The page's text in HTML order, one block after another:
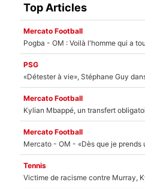
Top Articles
Mercato Football
Pogba - OM : Voilà l'homme qui a
PSG
Mercato Football
Kylian Mbappé, un transfert
Mercato Football
Tennis